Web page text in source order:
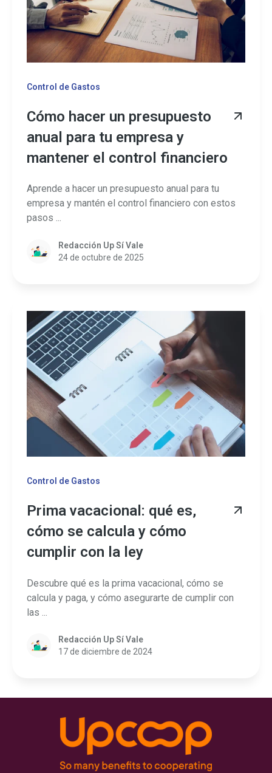
Control de Gastos
Cómo hacer un presupuesto
anual para tu empresa y
mantener el control financiero
Aprende a hacer un presupuesto anual para tu
empresa y mantén el control financiero con estos
pasos ...
Redacción Up Sí Vale
24 de octubre de 2025
Control de Gastos
Prima vacacional: qué es,
cómo se calcula y cómo
cumplir con la ley
Descubre qué es la prima vacacional, cómo se
calcula y paga, y cómo asegurarte de cumplir con
las ...
Redacción Up Sí Vale
17 de diciembre de 2024